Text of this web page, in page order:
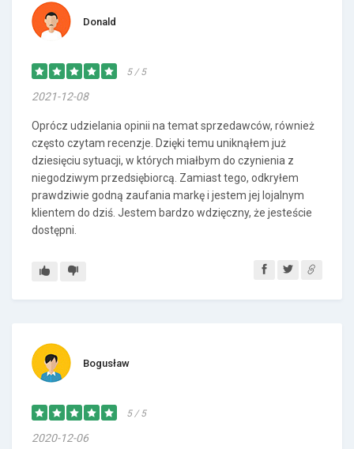
Donald
5 / 5
2021-12-08
Oprócz udzielania opinii na temat sprzedawców, również
często czytam recenzje. Dzięki temu uniknąłem już
dziesięciu sytuacji, w których miałbym do czynienia z
niegodziwym przedsiębiorcą. Zamiast tego, odkryłem
prawdziwie godną zaufania markę i jestem jej lojalnym
klientem do dziś. Jestem bardzo wdzięczny, że jesteście
dostępni.
Bogusław
5 / 5
2020-12-06